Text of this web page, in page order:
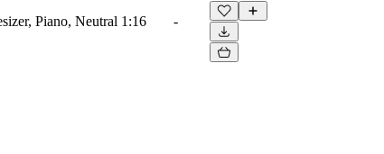
Piano, Neutral 1:16 -